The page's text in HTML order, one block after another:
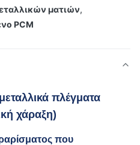
ματιών,
PCM
πλέγματα
χάραξη)
που